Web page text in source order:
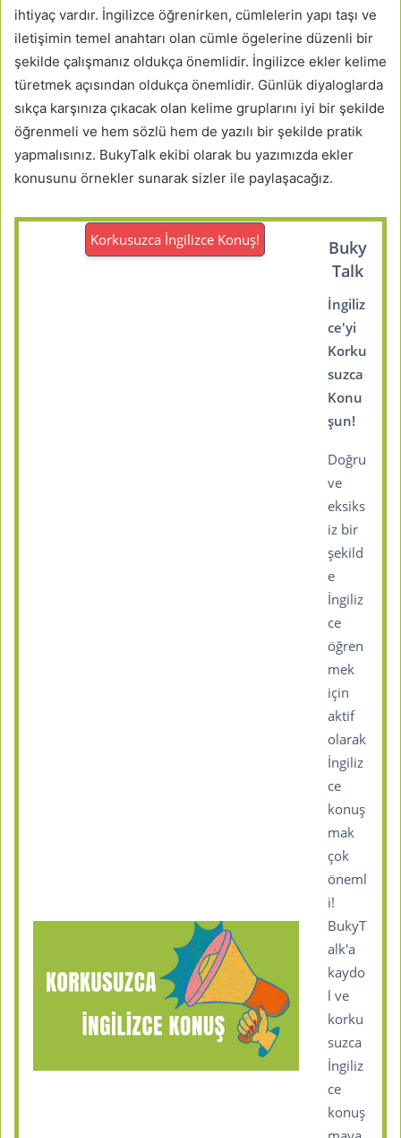
ihtiyaç vardır. İngilizce öğrenirken, cümlelerin yapı taşı ve
iletişimin temel anahtarı olan cümle ögelerine düzenli bir
şekilde çalışmanız oldukça önemlidir. İngilizce ekler kelime
türetmek açısından oldukça önemlidir. Günlük diyaloglarda
sıkça karşınıza çıkacak olan kelime gruplarını iyi bir şekilde
öğrenmeli ve hem sözlü hem de yazılı bir şekilde pratik
yapmalısınız. BukyTalk ekibi olarak bu yazımızda ekler
konusunu örnekler sunarak sizler ile paylaşacağız.
Korkusuzca İngilizce Konuş!
Buky
Talk
İngiliz
ce'yi
Korku
suzca
Konu
şun!
Doğru
ve
eksiks
iz bir
şekild
e
İngiliz
ce
öğren
mek
için
aktif
olarak
İngiliz
ce
konuş
mak
çok
öneml
i!
BukyT
alk'a
kaydo
l ve
korku
suzca
İngiliz
ce
konuş